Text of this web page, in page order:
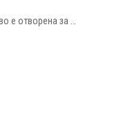
е отворена за …